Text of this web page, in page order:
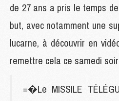
de 27 ans a pris le temps
but, avec notamment une
lucarne, à découvrir en
remettre cela ce samedi
=�Le MISSILE